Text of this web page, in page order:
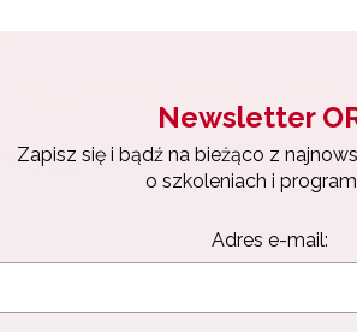
Newsletter
Zapisz się i bądź na bieżąco z
o szkoleniach i
Adres e-mail: